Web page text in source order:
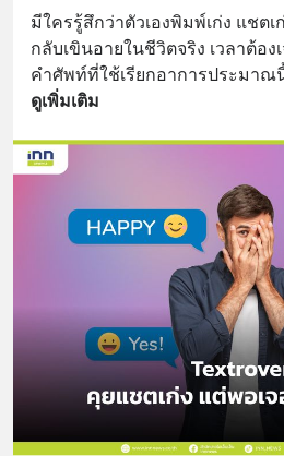
มีใครรู้สึกว่าตัวเองพิมพ์เก่ง แชต
กลับเขินอายในชีวิตจริง เวลาต้อ
คำศัพท์ที่ใช้เรียกอาการประมาณ
ดูเพิ่มเติม